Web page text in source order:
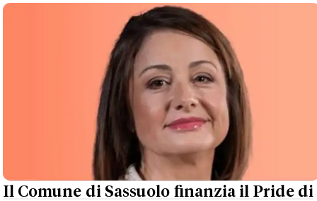
Il Comune di Sassuolo finanzia il Pride di